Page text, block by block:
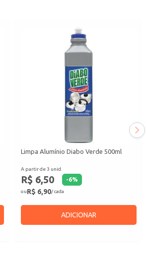
Limpa Alumínio Diabo Verde 500ml
A partir de 3 unid.
R$ 6,50 -6%
ouR$ 6,90/ cada
ADICIONAR